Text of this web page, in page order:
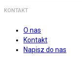
KONTAKT
O nas
Kontakt
Napisz do nas